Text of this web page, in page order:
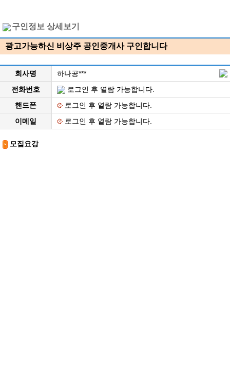
구인정보 상세보기
광고가능하신 비상주 공인중개사 구인합니다
회사명
하나공***
전화번호
로그인 후 열람 가능합니다.
핸드폰
로그인 후 열람 가능합니다.
이메일
로그인 후 열람 가능합니다.
모집요강